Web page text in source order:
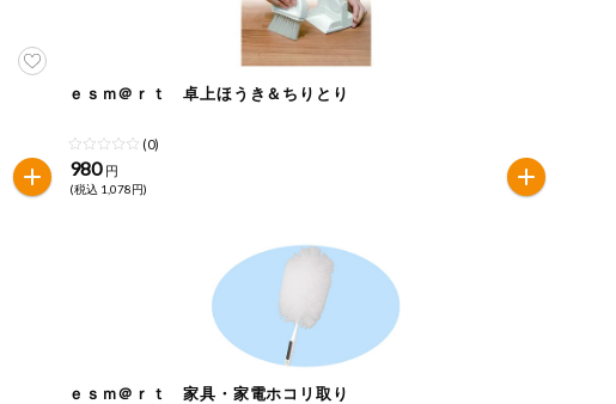
ｅｓｍ＠ｒｔ 卓上ほうき＆ちりとり
(0)
980 円
(税込 1,078円)
ｅｓｍ＠ｒｔ 家具・家電ホコリ取り